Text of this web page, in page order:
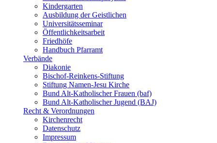
Kindergarten
Ausbildung der Geistlichen
Universitätsseminar
Öffentlichkeitsarbeit
Friedhöfe
Handbuch Pfarramt
Verbände
Diakonie
Bischof-Reinkens-Stiftung
Stiftung Namen-Jesu Kirche
Bund Alt-Katholischer Frauen (baf)
Bund Alt-Katholischer Jugend (BAJ)
Recht & Verordnungen
Kirchenrecht
Datenschutz
Impressum